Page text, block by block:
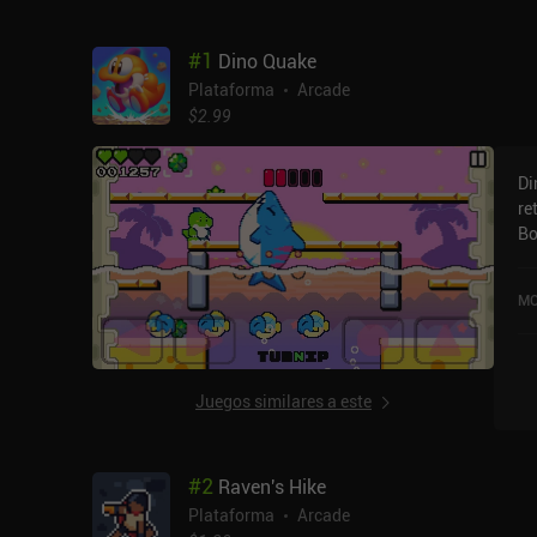
#1 Dino Quake
Plataforma
Arcade
$2.99
Juegos similares a este
#2 Raven's Hike
Plataforma
Arcade